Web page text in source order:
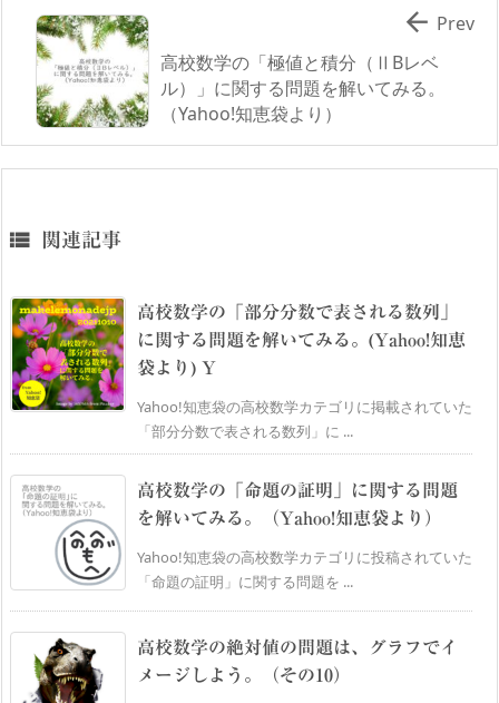
高校数学の「極値と積分（ⅡBレベ
ル）」に関する問題を解いてみる。
（Yahoo!知恵袋より）
 Prev
 関連記事
高校数学の「部分分数で表される数列」
に関する問題を解いてみる。(Yahoo!知恵
袋より) Y
Yahoo!知恵袋の高校数学カテゴリに掲載されていた
「部分分数で表される数列」に ...
高校数学の「命題の証明」に関する問題
を解いてみる。（Yahoo!知恵袋より）
Yahoo!知恵袋の高校数学カテゴリに投稿されていた
「命題の証明」に関する問題を ...
高校数学の絶対値の問題は、グラフでイ
メージしよう。（その10）